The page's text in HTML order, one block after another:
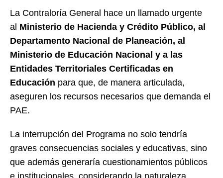
La Contraloría General hace un llamado urgente
al Ministerio de Hacienda y Crédito Público, al
Departamento Nacional de Planeación, al
Ministerio de Educación Nacional y a las
Entidades Territoriales Certificadas en
Educación para que, de manera articulada,
aseguren los recursos necesarios que demanda el
PAE.
La interrupción del Programa no solo tendría
graves consecuencias sociales y educativas, sino
que además generaría cuestionamientos públicos